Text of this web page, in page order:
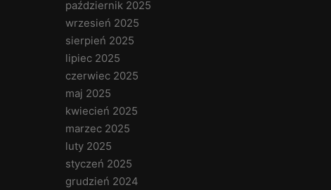
październik 2025
wrzesień 2025
sierpień 2025
lipiec 2025
czerwiec 2025
maj 2025
kwiecień 2025
marzec 2025
luty 2025
styczeń 2025
grudzień 2024